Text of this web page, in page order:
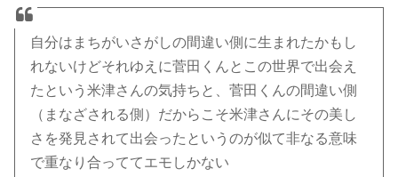
自分はまちがいさがしの間違い側に生まれたかもし
れないけどそれゆえに菅田くんとこの世界で出会え
たという米津さんの気持ちと、菅田くんの間違い側
（まなざされる側）だからこそ米津さんにその美し
さを発見されて出会ったというのが似て非なる意味
で重なり合っててエモしかない